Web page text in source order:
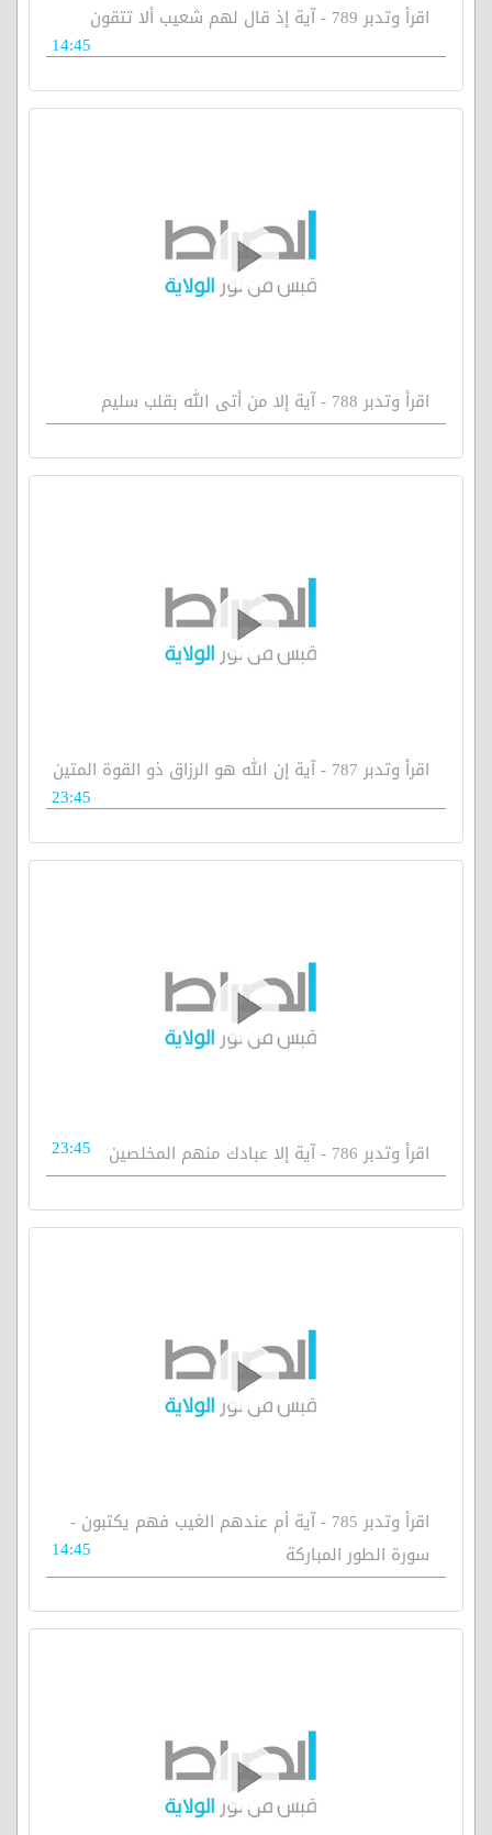
اقرأ وتدبر 789 - آية إذ قال لهم شعيب ألا تتقون
14:45
اقرأ وتدبر 788 - آية إلا من أتى الله بقلب سليم
اقرأ وتدبر 787 - آية إن الله هو الرزاق ذو القوة المتين
23:45
اقرأ وتدبر 786 - آية إلا عبادك منهم المخلصين 23:45
اقرأ وتدبر 785 - آية أم عندهم الغيب فهم يكتبون -
سورة الطور المباركة
14:45